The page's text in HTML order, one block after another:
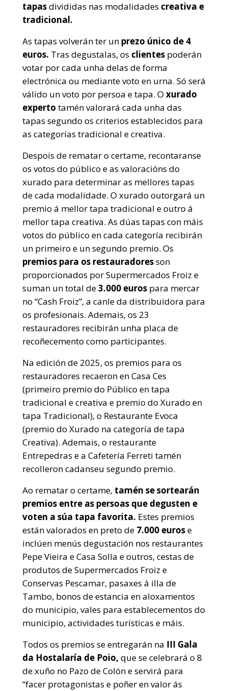
tapasdivididas nas modalidades creativa e
tradicional.
As tapas volverán ter un prezo único de 4
euros. Tras degustalas, os clientes poderán
votar por cada unha delas de forma
electrónica ou mediante voto en urna. Só será
válido un voto por persoa e tapa. O xurado
experto tamén valorará cada unha das
tapas segundo os criterios establecidos para
as categorías tradicional e creativa.
Despois de rematar o certame, recontaranse
os votos do público e as valoracións do
xurado para determinar as mellores tapas
de cada modalidade. O xurado outorgará un
premio á mellor tapa tradicional e outro á
mellor tapa creativa. As dúas tapas con máis
votos do público en cada categoría recibirán
un primeiro e un segundo premio. Os
premios para os restauradoresson
proporcionados por Supermercados Froiz e
suman un total de3.000 euros para mercar
no “Cash Froiz”, a canle da distribuidora para
os profesionais. Ademais, os 23
restauradores recibirán unha placa de
recoñecemento como participantes.
Na edición de 2025, os premios para os
restauradores recaeron en Casa Ces
(primeiro premio do Público en tapa
tradicional e creativa e premio do Xurado en
tapa Tradicional), o Restaurante Evoca
(premio do Xurado na categoría de tapa
Creativa). Ademais, o restaurante
Entrepedras e a Cafetería Ferreti tamén
recolleron cadanseu segundo premio.
Ao rematar o certame, tamén se sortearán
premios entre as persoas que degusten e
voten a súa tapa favorita. Estes premios
están valorados en preto de 7.000 eurose
inclúen menús degustación nos restaurantes
Pepe Vieira e Casa Solla e outros, cestas de
produtos de Supermercados Froiz e
Conservas Pescamar, pasaxes á illa de
Tambo, bonos de estancia en aloxamentos
do municipio, vales para establecementos do
municipio, actividades turísticas e máis.
Todos os premios se entregarán na III Gala
da Hostalaría de Poio, que se celebrará o 8
de xuño no Pazo de Colón e servirá para
“facer protagonistas e poñer en valor ás